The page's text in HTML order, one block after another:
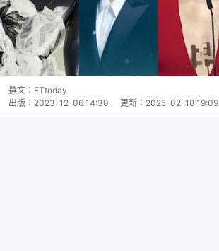
撰文： ETtoday
出版： 2023-12-06 14:30 更新： 2025-02-18 19:09